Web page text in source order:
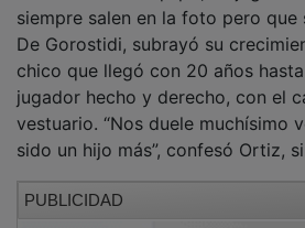
De Gorostidi, subrayó su
chico que llegó con 20 años hasta
jugador hecho y derecho, con el
vestuario. “Nos duele muchísimo
sido un hijo más”, confesó Ortiz,